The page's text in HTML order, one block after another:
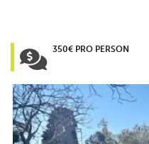
350€ PRO PERSON